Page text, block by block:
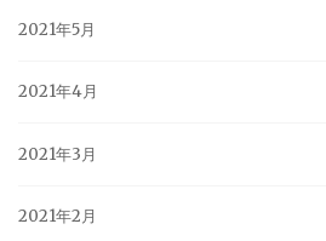
2021年5月
2021年4月
2021年3月
2021年2月